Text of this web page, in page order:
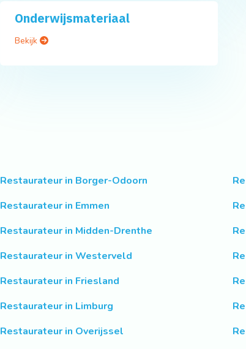
Onderwijsmateriaal
Bekijk
Restaurateur in Borger-Odoorn
Restaurateur in Emmen
Restaurateur in Midden-Drenthe
Restaurateur in Westerveld
Restaurateur in Friesland
Restaurateur in Limburg
Restaurateur in Overijssel